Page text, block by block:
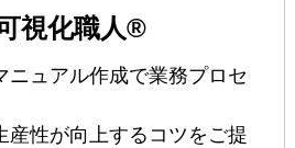
視化職人®
ニュアル作成で業務プロセ
産性が向上するコツをご提